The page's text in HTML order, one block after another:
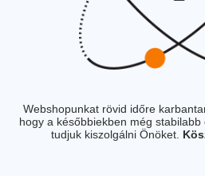
Webshopunkat rövid időre
hogy a későbbiekben még
tudjuk kiszolgálni Önöket.